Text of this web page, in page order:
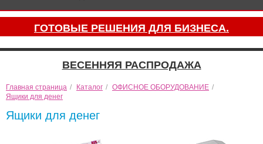
ГОТОВЫЕ РЕШЕНИЯ ДЛЯ БИЗНЕСА.
ВЕСЕННЯЯ РАСПРОДАЖА
Главная страница / Каталог / ОФИСНОЕ ОБОРУДОВАНИЕ /
Ящики для денег
Ящики для денег